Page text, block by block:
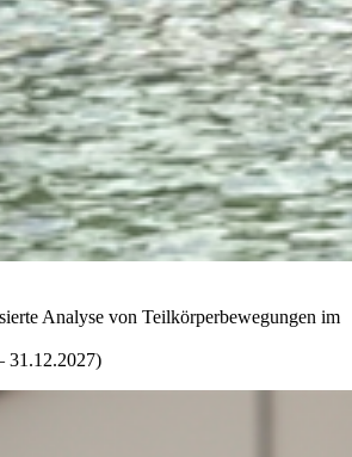
Analyse von Teilkörperbewegungen im
31.12.2027)